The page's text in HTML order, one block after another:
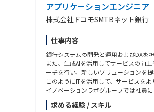
・TM Forum（eTOM／TAM／SID）知識
・システムアーキテクト（システム方
・PostgreSQL開発経験
・Kubernetes、Docker を用いたコンテ
アプリケーションエンジニア
株式会社ドコモSMTBネット銀行
仕事内容
銀行システムの開発と運用およびDXを
また、生成AIを活用してサービスの向
ーチを行い、新しいソリューションを
このようにITを活用して、サービスを
イノベーションラボグループでは社員
価値のある開発を一緒に目指していきま
求める経験 / スキル